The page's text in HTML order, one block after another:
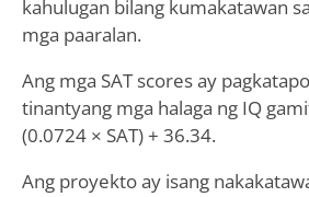
kahulugan bilang kumakatawan
mga paaralan.
Ang mga SAT scores ay
tinantyang mga halaga ng IQ
(0.0724 × SAT) + 36.34.
Ang proyekto ay isang